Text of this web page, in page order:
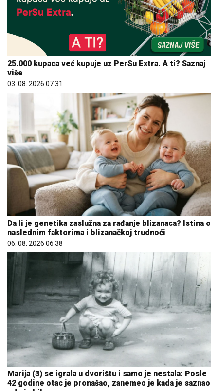
25.000 kupaca već kupuje uz PerSu Extra. A ti? Saznaj
više
03. 08. 2026 07:31
Da li je genetika zaslužna za rađanje blizanaca? Istina o
naslednim faktorima i blizanačkoj trudnoći
06. 08. 2026 06:38
Marija (3) se igrala u dvorištu i samo je nestala: Posle
42 godine otac je pronašao, zanemeo je kada je saznao